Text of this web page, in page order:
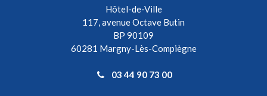
Hôtel-de-Ville
117, avenue Octave Butin
BP 90109
60281 Margny-Lès-Compiègne
03 44 90 73 00